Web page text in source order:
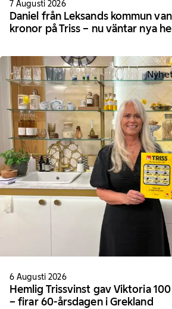
7 Augusti 2026
Daniel från Leksands kommun
kronor på Triss – nu väntar nya
6 Augusti 2026
Hemlig Trissvinst gav Viktoria
– firar 60-årsdagen i Grekland